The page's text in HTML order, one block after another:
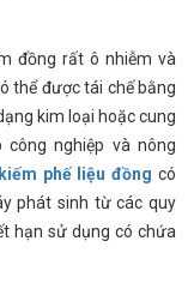
đồng rất ô nhiễm và
thể được tái chế bằng
kim loại hoặc cung
nghiệp và nông
phế liệu đồng có
phát sinh từ các quy
hạn sử dụng có chứa